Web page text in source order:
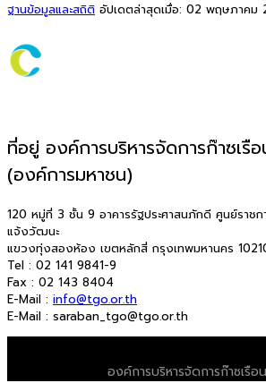
ฐานข้อมูลและสถิติ อัปเดตล่าสุดเมื่อ: 02 พฤษภาคม
ที่อยู่ องค์การบริหารจัดการก๊าซเรื
(องค์การมหาชน)
120 หมู่ที่ 3 ชั้น 9 อาคารรัฐประศาสนภักดี ศูนย์ราชก
แจ้งวัฒนะ
แขวงทุ่งสองห้อง เขตหลักสี่ กรุงเทพมหานคร
Tel : 02 141 9841-9
Fax : 02 143 8404
E-Mail : info@tgo.or.th
E-Mail : saraban_tgo@tgo.or.th
องค์การบริหารจัดการก๊าซเรื